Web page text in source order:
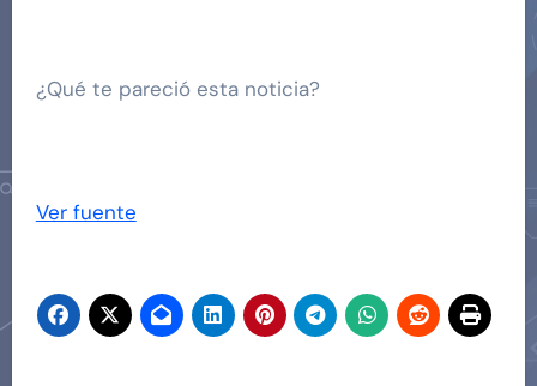
¿Qué te pareció esta noticia?
Ver fuente